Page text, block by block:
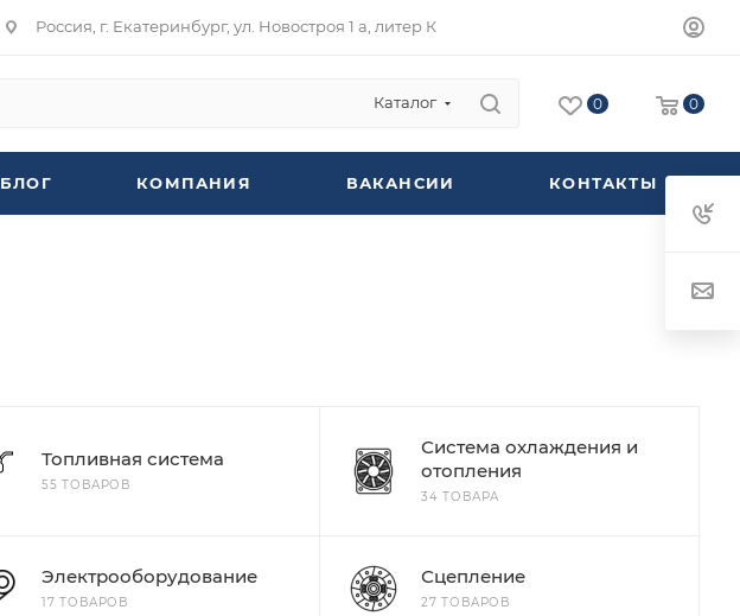
Россия, г. Екатеринбург, ул. Новостроя 1 а, литер К
Каталог 0 0
БЛОГ КОМПАНИЯ ВАКАНСИИ КОНТАКТЫ
Топливная система
55 ТОВАРОВ
Система охлаждения и
отопления
34 ТОВАРА
Электрооборудование
17 ТОВАРОВ
Сцепление
27 ТОВАРОВ